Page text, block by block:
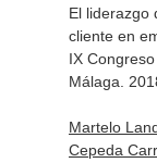
El liderazgo
cliente en
IX
Málaga.
Martelo
Cepeda